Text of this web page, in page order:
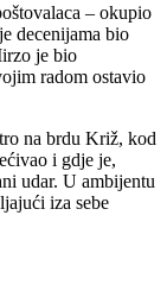
– okupio
decenijama bio
je bio
radom ostavio
na brdu Križ, kod
i gdje je,
udar. U ambijentu
iza sebe